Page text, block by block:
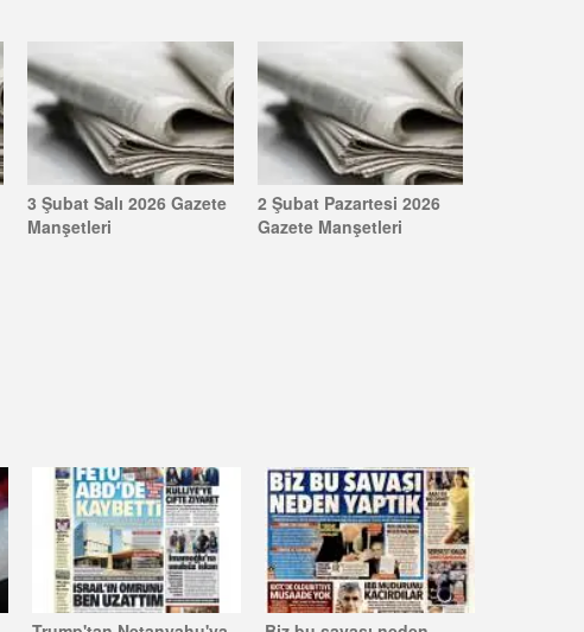
3 Şubat Salı 2026 Gazete
Manşetleri
2 Şubat Pazartesi 2026
Gazete Manşetleri